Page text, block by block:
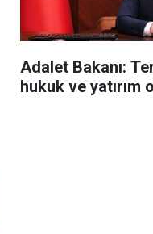
Adalet Bakanı:
hukuk ve yatırım